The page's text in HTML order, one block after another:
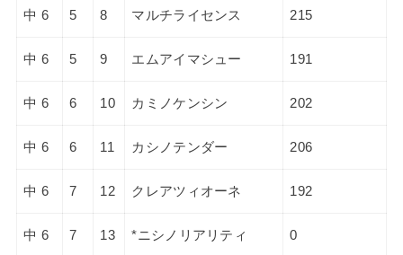
中 6 5 8 マルチライセンス 215
中 6 5 9 エムアイマシュー 191
中 6 6 10 カミノケンシン 202
中 6 6 11 カシノテンダー 206
中 6 7 12 クレアツィオーネ 192
中 6 7 13 *ニシノリアリティ 0